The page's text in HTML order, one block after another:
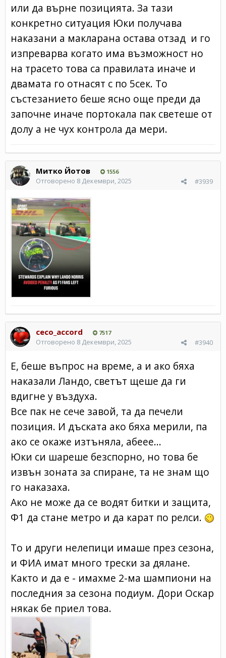
или да върне позицията. За тази
конкретно ситуация Юки получава
наказани а макларана остава отзад и го
изпреварва когато има възможност но
на трасето това са правилата иначе и
двамата го отнасят с по 5сек. То
състезанието беше ясно още преди да
започне иначе портокала пак светеше от
долу а не чух контрола да мери.
Митко Йотов 1556
#3939
Отговорено 8 Декември, 2025
ceco_accord 7517
#3940
Отговорено 8 Декември, 2025
Е, беше въпрос на време, а и ако бяха
наказали Ландо, светът щеше да ги
вдигне у въздуха.
Все пак не сече завой, та да печели
позиция. И дъската ако бяха мерили, па
ако се окаже изтъняла, абеее...
Юки си шареше безспорно, но това бе
извън зоната за спиране, та не знам що
го наказаха.
Ако не може да се водят битки и защита,
Ф1 да стане метро и да карат по релси.
То и други нелепици имаше през сезона,
и ФИА имат много трески за дялане.
Както и да е - имахме 2-ма шампиони на
последния за сезона подиум. Дори Оскар
някак бе приел това.